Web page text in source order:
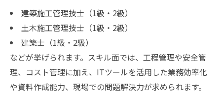
建築施工管理技士（1級・2級）
土木施工管理技士（1級・2級）
建築士（1級・2級）
などが挙げられます。スキル面では、工程管理や安全管
理、コスト管理に加え、ITツールを活用した業務効率化
や資料作成能力、現場での問題解決力が求められます。